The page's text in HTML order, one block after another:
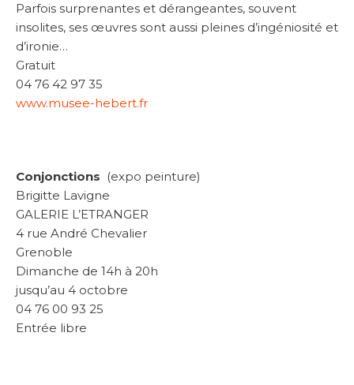
Parfois surprenantes et dérangeantes, souvent
insolites, ses œuvres sont aussi pleines d’ingéniosité et
d’ironie…
Gratuit
04 76 42 97 35
www.musee-hebert.fr
Conjonctions (expo peinture)
Brigitte Lavigne
GALERIE L’ETRANGER
4 rue André Chevalier
Grenoble
Dimanche de 14h à 20h
jusqu’au 4 octobre
04 76 00 93 25
Entrée libre